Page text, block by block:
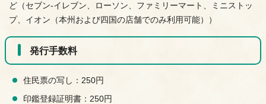
ど（セブン-イレブン、ローソン、ファミリーマート、ミニストッ
プ、イオン（本州および四国の店舗でのみ利用可能））
発行手数料
住民票の写し：250円
印鑑登録証明書：250円